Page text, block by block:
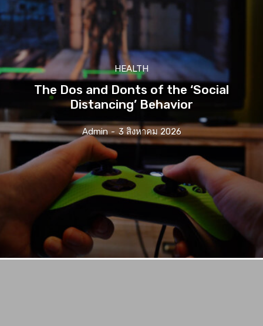
HEALTH
The Dos and Donts of the ‘Social
Distancing’ Behavior
Admin - 3 สิงหาคม 2026